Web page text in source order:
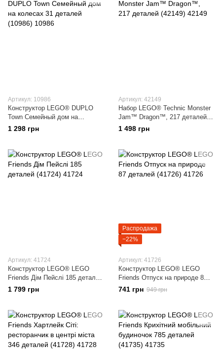
Артикул: 10986
Конструктор LEGO® DUPLO
Town Семейный дом на
колесах 31 деталей (10986)
1 298 грн
Артикул: 42149
Набор LEGO® Technic Monster
Jam™ Dragon™, 217 деталей
(42149)
1 498 грн
Артикул: 41724
Конструктор LEGO® LEGO
Friends Дім Пейслі 185 деталей
(41724)
1 799 грн
Распродажа
−22%
Артикул: 41726
Конструктор LEGO® LEGO
Friends Отпуск на природе 87
деталей (41726)
741 грн 949 грн